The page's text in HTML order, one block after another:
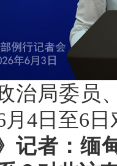
治局委员
4日至6
记者：